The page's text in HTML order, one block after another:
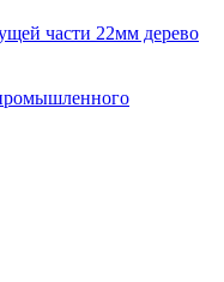
части 22мм дерево